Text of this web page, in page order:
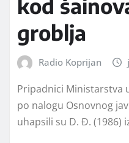
kod
groblja
Radio Koprijan
Pripadnici Ministarstva
po nalogu Osnovnog
uhapsili su D. Đ. (1986)